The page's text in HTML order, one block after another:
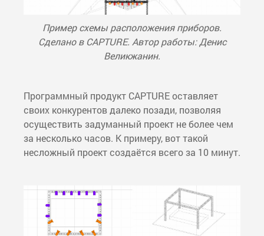
Пример схемы расположения приборов.
Сделано в CAPTURE. Автор работы: Денис
Великжанин.
Программный продукт CAPTURE оставляет
своих конкурентов далеко позади, позволяя
осуществить задуманный проект не более чем
за несколько часов. К примеру, вот такой
несложный проект создаётся всего за 10 минут.